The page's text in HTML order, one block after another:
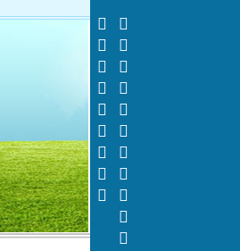





















